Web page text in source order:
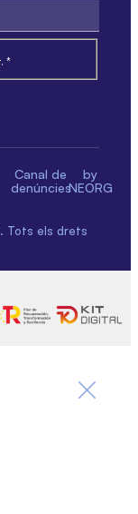
*
Canal de
denúncies
by
NEORG
Tots els drets